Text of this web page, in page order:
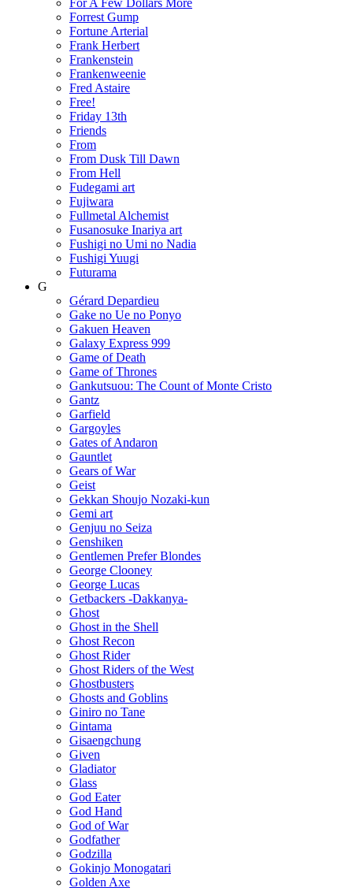
Forrest Gump
Fortune Arterial
Frank Herbert
Frankenstein
Frankenweenie
Fred Astaire
Free!
Friday 13th
Friends
From
From Dusk Till Dawn
From Hell
Fudegami art
Fujiwara
Fullmetal Alchemist
Fusanosuke Inariya art
Fushigi no Umi no Nadia
Fushigi Yuugi
Futurama
G
Gérard Depardieu
Gake no Ue no Ponyo
Gakuen Heaven
Galaxy Express 999
Game of Death
Game of Thrones
Gankutsuou: The Count of Monte Cristo
Gantz
Garfield
Gargoyles
Gates of Andaron
Gauntlet
Gears of War
Geist
Gekkan Shoujo Nozaki-kun
Gemi art
Genjuu no Seiza
Genshiken
Gentlemen Prefer Blondes
George Clooney
George Lucas
Getbackers -Dakkanya-
Ghost
Ghost in the Shell
Ghost Recon
Ghost Rider
Ghost Riders of the West
Ghostbusters
Ghosts and Goblins
Giniro no Tane
Gintama
Gisaengchung
Given
Gladiator
Glass
God Eater
God Hand
God of War
Godfather
Godzilla
Gokinjo Monogatari
Golden Axe